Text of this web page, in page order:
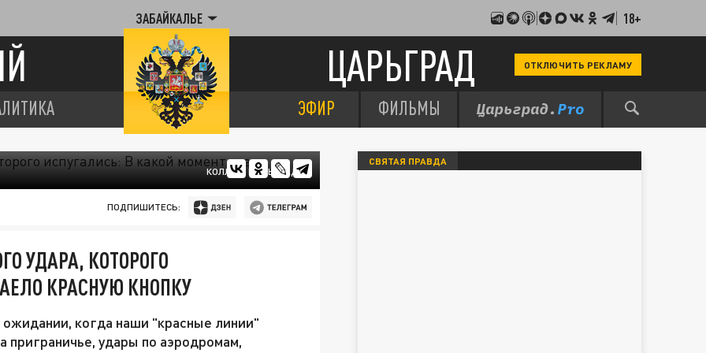
ЗАБАЙКАЛЬЕ 18+
ЦАРЬГРАД ОТКЛЮЧИТЬ РЕКЛАМУ
ЭФИР ФИЛЬМЫ
КОЛЛАЖ ЦАРЬГРАДА
ПОДПИШИТЕСЬ:
УДАРА, КОТОРОГО
КРАСНУЮ КНОПКУ
когда наши "красные линии"
приграничье, удары по аэродромам,
СВЯТАЯ ПРАВДА